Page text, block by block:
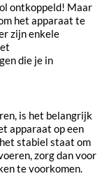
ontkoppeld! Maar
het apparaat te
zijn enkele
die je in
is het belangrijk
apparaat op een
stabiel staat om
zorg dan voor
te voorkomen.